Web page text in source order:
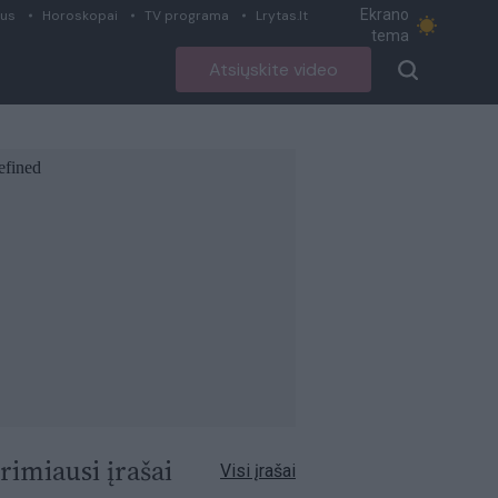
Horoskopai TV programa Lrytas.lt
Ekrano
tema
Atsiųskite video
įrašai Visi įrašai